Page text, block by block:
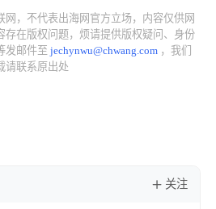
网，不代表出海网官方立场，内容仅供网
存在版权问题，烦请提供版权疑问、身份
发邮件至jechynwu@chwang.com ，我们
请联系原出处
关注